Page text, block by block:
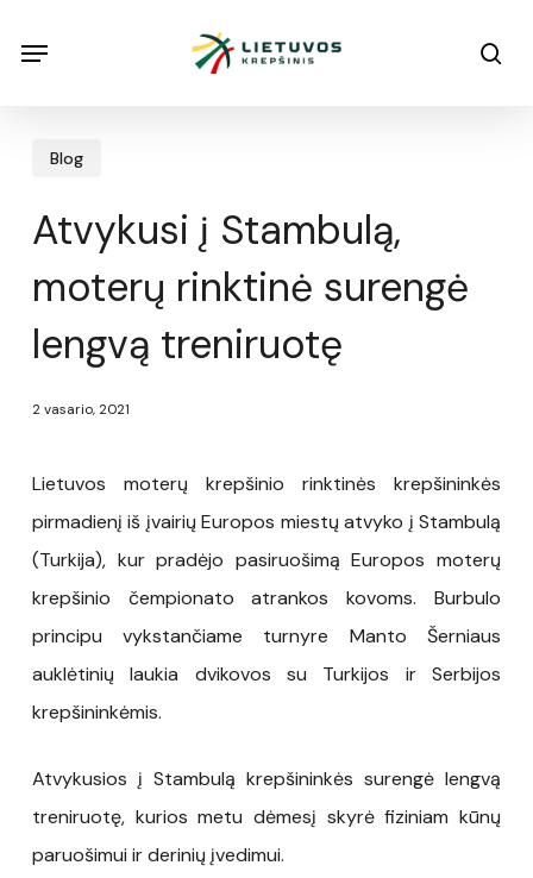
Menu
Blog
Atvykusi į Stambulą,
moterų rinktinė surengė
lengvą treniruotę
2 vasario, 2021
Lietuvos moterų krepšinio rinktinės krepšininkės
pirmadienį iš įvairių Europos miestų atvyko į Stambulą
(Turkija), kur pradėjo pasiruošimą Europos moterų
krepšinio čempionato atrankos kovoms. Burbulo
principu vykstančiame turnyre Manto Šerniaus
auklėtinių laukia dvikovos su Turkijos ir Serbijos
krepšininkėmis.
Atvykusios į Stambulą krepšininkės surengė lengvą
treniruotę, kurios metu dėmesį skyrė fiziniam kūnų
paruošimui ir derinių įvedimui.